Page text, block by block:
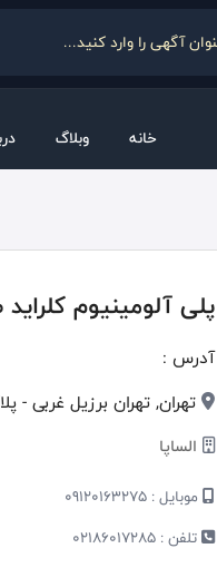
خانه وبلاگ
پلی آلومینیوم
آدرس :
تهران, تهران برزیل غربی - پلاک 140 -
الساپا
موبایل : 09120163275
تلفن : 02186017285